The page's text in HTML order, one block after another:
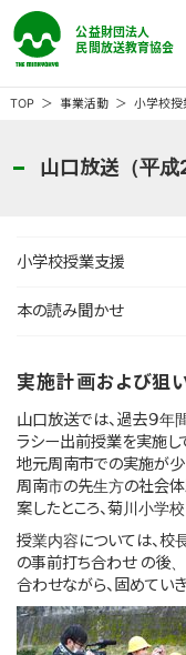
ホーム
民教協の『番組』
民教協の『大会』
民教協とは
ご意見・ご感想
このサイトについて
サイトマップ
TOP 事業活動 小学校授
山口放送（平成
小学校授業支援
本の読み聞かせ
実施計画および狙
山口放送では、過去９年
ラシー出前授業を実施し
地元周南市での実施が少
周南市の先生方の社会
案したところ、菊川小学
授業内容については、
の事前打ち合わせ の後
合わせながら、固めていき